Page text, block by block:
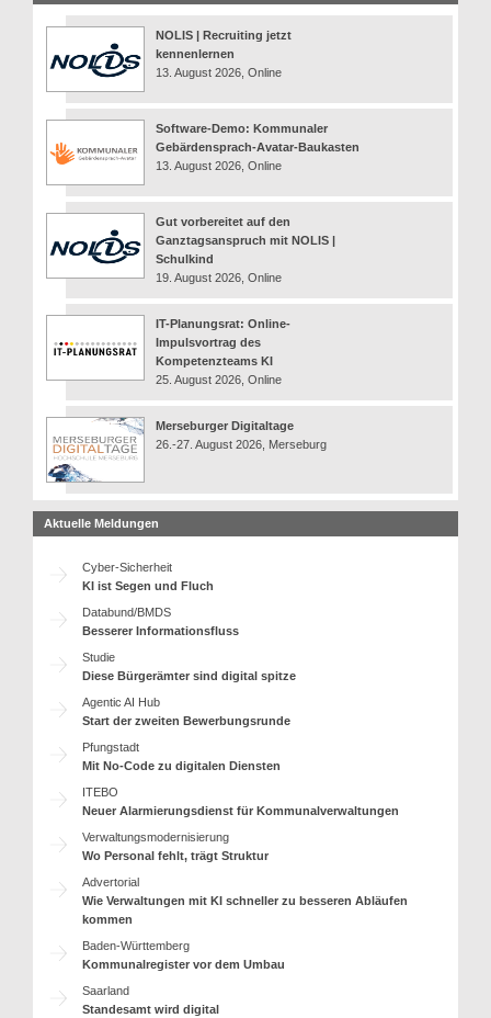
NOLIS | Recruiting jetzt
kennenlernen
13. August 2026, Online
Software-Demo: Kommunaler
Gebärdensprach-Avatar-Baukasten
13. August 2026, Online
Gut vorbereitet auf den
Ganztagsanspruch mit NOLIS |
Schulkind
19. August 2026, Online
IT-Planungsrat: Online-
Impulsvortrag des
Kompetenzteams KI
25. August 2026, Online
Merseburger Digitaltage
26.-27. August 2026, Merseburg
Aktuelle Meldungen
Cyber-Sicherheit
KI ist Segen und Fluch
Databund/BMDS
Besserer Informationsfluss
Studie
Diese Bürgerämter sind digital spitze
Agentic AI Hub
Start der zweiten Bewerbungsrunde
Pfungstadt
Mit No-Code zu digitalen Diensten
ITEBO
Neuer Alarmierungsdienst für Kommunalverwaltungen
Verwaltungsmodernisierung
Wo Personal fehlt, trägt Struktur
Advertorial
Wie Verwaltungen mit KI schneller zu besseren Abläufen
kommen
Baden-Württemberg
Kommunalregister vor dem Umbau
Saarland
Standesamt wird digital